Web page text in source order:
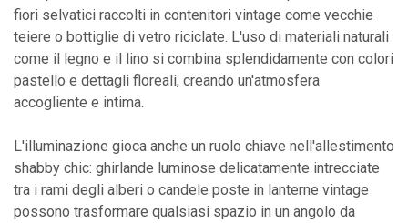
fiori selvatici raccolti in contenitori vintage come vecchie
teiere o bottiglie di vetro riciclate. L'uso di materiali naturali
come il legno e il lino si combina splendidamente con colori
pastello e dettagli floreali, creando un'atmosfera
accogliente e intima.
L'illuminazione gioca anche un ruolo chiave nell'allestimento
shabby chic: ghirlande luminose delicatamente intrecciate
tra i rami degli alberi o candele poste in lanterne vintage
possono trasformare qualsiasi spazio in un angolo da